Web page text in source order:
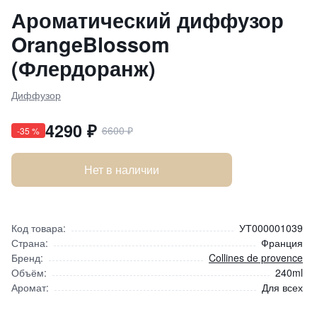
Ароматический диффузор
OrangeBlossom
(Флердоранж)
Диффузор
-35 % 4290₽6600₽
Нет в наличии
Код товара:
УТ000001039
Страна:
Франция
Бренд:
Collines de provence
Объём:
240ml
Аромат:
Для всех